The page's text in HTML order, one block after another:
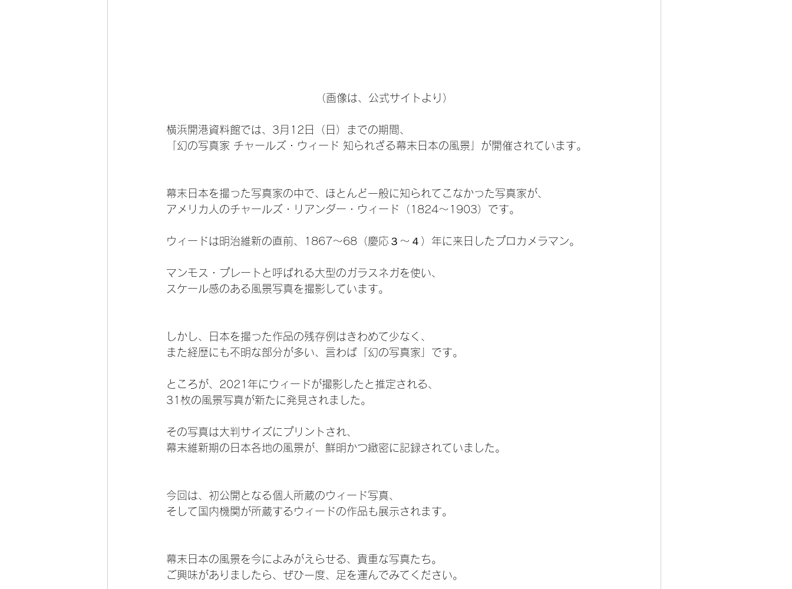
（画像は、公式サイトより）
横浜開港資料館では、3月12日（日）までの期間、
「幻の写真家 チャールズ・ウィード 知られざる幕末日本の風景」が開催されています。
幕末日本を撮った写真家の中で、ほとんど一般に知られてこなかった写真家が、
アメリカ人のチャールズ・リアンダー・ウィード（1824〜1903）です。
ウィードは明治維新の直前、1867〜68（慶応３～４）年に来日したプロカメラマン。
マンモス・プレートと呼ばれる大型のガラスネガを使い、
スケール感のある風景写真を撮影しています。
しかし、日本を撮った作品の残存例はきわめて少なく、
また経歴にも不明な部分が多い、言わば「幻の写真家」です。
ところが、2021年にウィードが撮影したと推定される、
31枚の風景写真が新たに発見されました。
その写真は大判サイズにプリントされ、
幕末維新期の日本各地の風景が、鮮明かつ緻密に記録されていました。
今回は、初公開となる個人所蔵のウィード写真、
そして国内機関が所蔵するウィードの作品も展示されます。
幕末日本の風景を今によみがえらせる、貴重な写真たち。
ご興味がありましたら、ぜひ一度、足を運んでみてください。